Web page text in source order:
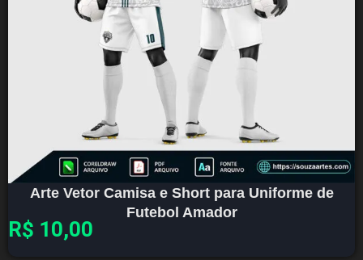
Arte Vetor Camisa e Short para Uniforme de
Futebol Amador
R$ 10,00